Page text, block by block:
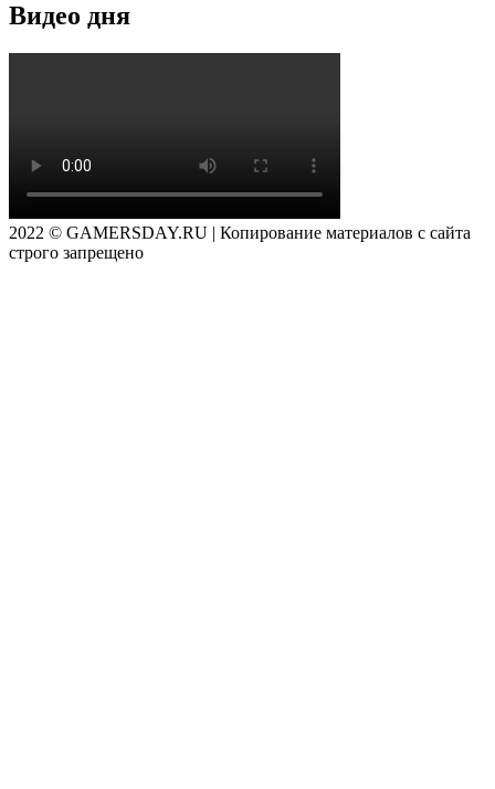
Видео дня
2022 © GAMERSDAY.RU | Копирование материалов с сайта
строго запрещено